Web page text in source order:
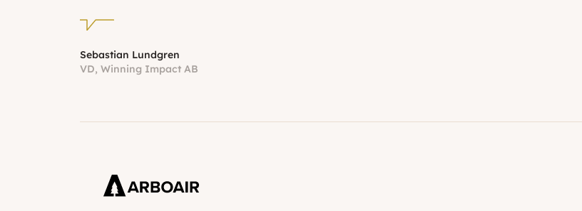
Sebastian Lundgren
VD, Winning Impact AB